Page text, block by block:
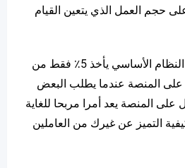
حجم العمل الذي يتعين القيام
وميزة Konker.io هي أن النظام الأساسي يأخذ 5٪ فقط من
على المنصة عندما يطلب البعض
على المنصة يعد أمرا مربحا للغاية
التميز عن غيرك من العاملين